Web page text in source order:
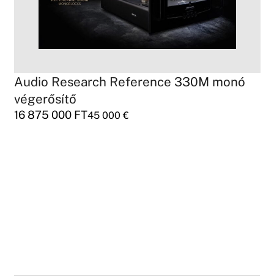
Audio Research Reference 330M monó
végerősítő
16 875 000 FT45 000€